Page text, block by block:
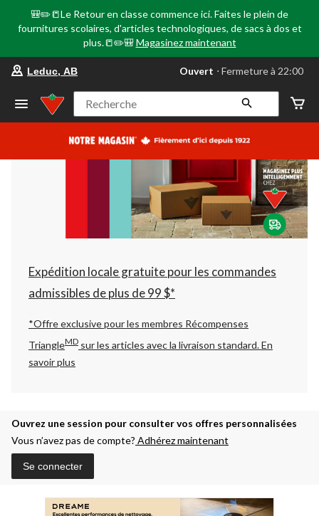
🎒✏️📒Le Retour en classe commence ici. Faites le plein de
fournitures scolaires, d'articles technologiques, de sacs à dos et
plus.📒✏️🎒 Magasinez maintenant
votre
préféré
Leduc,
AB,
courament
Fermeture
à
22:00
cliquer
pour
changer
Leduc, AB Ouvert ⋅ Fermeture à 22:00
Recherche
Expédition locale gratuite pour les commandes
admissibles de plus de 99 $*
*Offre exclusive pour les membres Récompenses
TriangleMD sur les articles avec la livraison standard.En
savoir plus
Ouvrez une session pour consulter vos offres personnalisées
Vous n’avez pas de compte? Adhérez maintenant
Se connecter